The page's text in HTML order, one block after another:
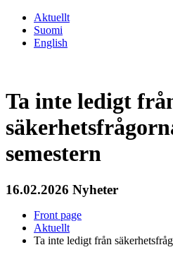
Aktuellt
Suomi
English
Ta inte ledigt
semestern
16.02.2026 Nyheter
Front page
Aktuellt
Ta inte ledigt från